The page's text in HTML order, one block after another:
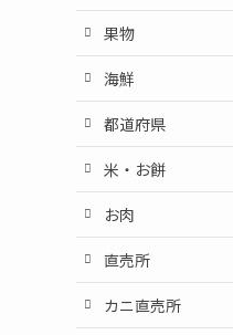
果物
海鮮
都道府県
米・お餅
お肉
直売所
カニ直売所